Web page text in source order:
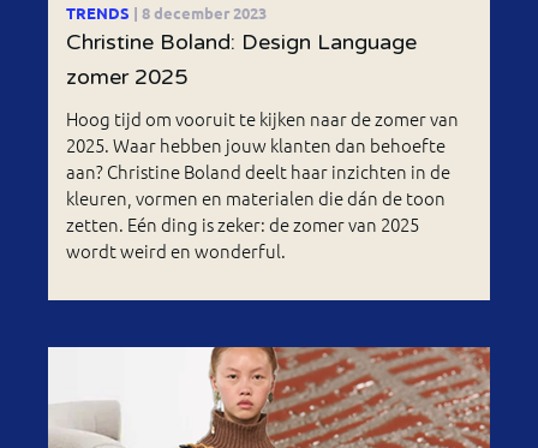
TRENDS | 8 december 2023
Christine Boland: Design Language
zomer 2025
Hoog tijd om vooruit te kijken naar de zomer van
2025. Waar hebben jouw klanten dan behoefte
aan? Christine Boland deelt haar inzichten in de
kleuren, vormen en materialen die dán de toon
zetten. Eén ding is zeker: de zomer van 2025
wordt weird en wonderful.